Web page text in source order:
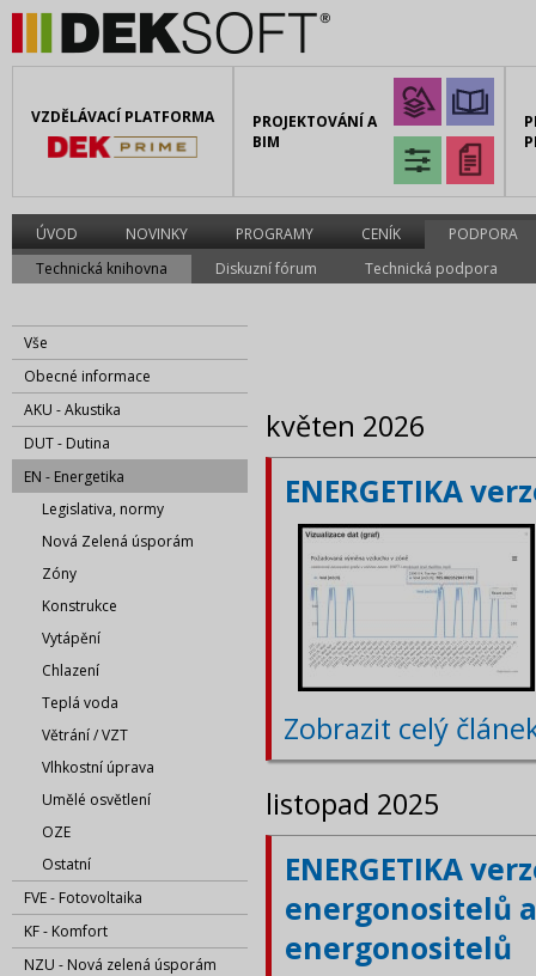
VZDĚLÁVACÍ PLATFORMA
PROJEKTOVÁNÍ A
BIM
ÚVOD NOVINKY PROGRAMY CENÍK
PODPORA
Technická knihovna
Diskuzní fórum Technická podpora
Vše
Obecné informace
AKU - Akustika
DUT - Dutina
EN - Energetika
Legislativa, normy
Nová Zelená úsporám
Zóny
Konstrukce
Vytápění
Chlazení
Teplá voda
Větrání / VZT
Vlhkostní úprava
Umělé osvětlení
OZE
Ostatní
FVE - Fotovoltaika
KF - Komfort
NZU - Nová zelená úsporám
květen 2026
ENERGETIKA
Zobrazit celý
listopad 2025
ENERGETIKA
energonositelů
energonositelů